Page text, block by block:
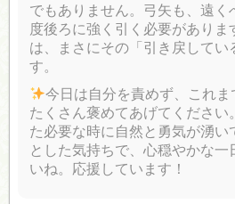
でもありません。弓矢も、遠く
度後ろに強く引く必要がありま
は、まさにその「引き戻してい
す。
今日は自分を責めず、これま
たくさん褒めてあげてください
た必要な時に自然と勇気が湧い
とした気持ちで、心穏やかな一
いね。応援しています！